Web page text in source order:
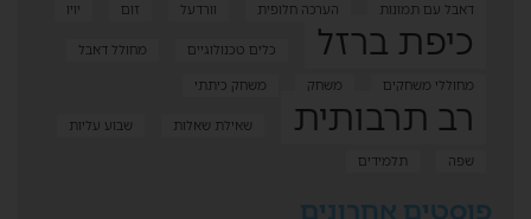
דאבל עם תמונות
הערכה חלופית וורדעל זום יויו
כיפת ברזל כלים טכנולוגיים
מחולל דאבל
מחוללי משחקים
משחק משחק כיתתי
רב תרבותית שאילת שאלות
שבוע עליות
שפה
תלמידים